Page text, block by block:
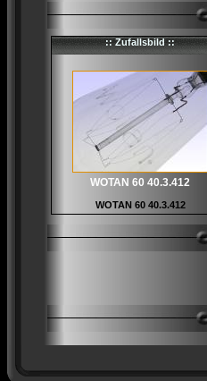
:: Zufallsbild ::
WOTAN 60 40.3.412
WOTAN 60 40.3.412